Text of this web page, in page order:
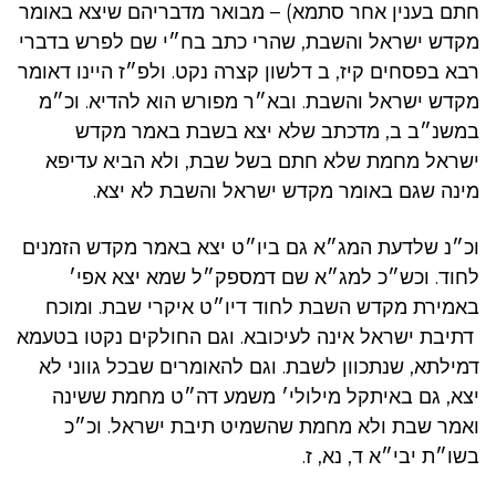
חתם בענין אחר סתמא) – מבואר מדבריהם שיצא באומר
מקדש ישראל והשבת, שהרי כתב בח״י שם לפרש בדברי
רבא בפסחים קיז, ב דלשון קצרה נקט. ולפ״ז היינו דאומר
מקדש ישראל והשבת. ובא״ר מפורש הוא להדיא. וכ״מ
במשנ״ב ב, מדכתב שלא יצא בשבת באמר מקדש
ישראל מחמת שלא חתם בשל שבת, ולא הביא עדיפא
מינה שגם באומר מקדש ישראל והשבת לא יצא.
וכ״נ שלדעת המג״א גם ביו״ט יצא באמר מקדש הזמנים
לחוד. וכש״כ למג״א שם דמספק״ל שמא יצא אפי׳
באמירת מקדש השבת לחוד דיו״ט איקרי שבת. ומוכח
דתיבת ישראל אינה לעיכובא. וגם החולקים נקטו בטעמא
דמילתא, שנתכוון לשבת. וגם להאומרים שבכל גווני לא
יצא, גם באיתקל מילולי׳ משמע דה״ט מחמת ששינה
ואמר שבת ולא מחמת שהשמיט תיבת ישראל. וכ״כ
בשו״ת יבי״א ד, נא, ז.